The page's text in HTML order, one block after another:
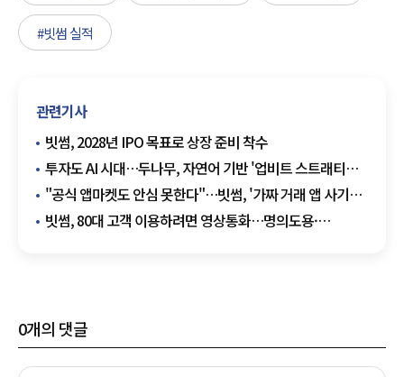
#빗썸 실적
관련기사
빗썸, 2028년 IPO 목표로 상장 준비 착수
투자도 AI 시대…두나무, 자연어 기반 '업비트 스트래티지
툴킷' 출시
"공식 앱마켓도 안심 못한다"…빗썸, '가짜 거래 앱 사기
예방 가이드' 공개
빗썸, 80대 고객 이용하려면 영상통화…명의도용·
0개의 댓글